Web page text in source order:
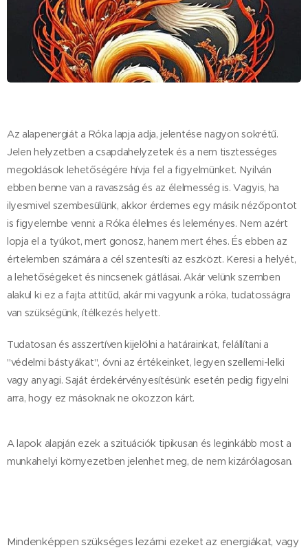
Az alapenergiát a Róka lapja adja, jelentése nagyon sokrétű.
Jelen helyzetben a csapdahelyzetek és a nem tisztességes
megoldások lehetőségére hívja fel a figyelmünket. Nyilván
ebben benne van a ravaszság és az élelmesség is. Vagyis, ha
ilyesmivel szembesülünk, akkor érdemes egy másik nézőpontot
is figyelembe venni: a Róka élelmes és leleményes. Nem azért
lopja el a tyúkot, mert gonosz, hanem mert éhes. És ebben az
értelemben számára a cél szentesíti az eszközt. Keresi a helyét,
a lehetőségeket és nincsenek gátlásai. Akár velünk szemben
alakul ki ez a fajta attitűd, akár mi vagyunk a róka, tudatosságra
van szükségünk, ítélkezés helyett.
Tudatosan és asszertíven kijelölni a határainkat, felállítani a
"védelmi bástyákat", óvni az értékeinket, legyen szellemi-lelki
vagy anyagi. Saját érdekérvényesítésünk esetén pedig figyelni
arra, hogy ez másoknak ne okozzon kárt.
A lapok alapján ezek a szituációk tipikusan és leginkább most a
munkahelyi környezetben jelenhet meg, de nem kizárólagosan.
Mindenképpen szükséges lezárni ezeket az energiákat, vagy